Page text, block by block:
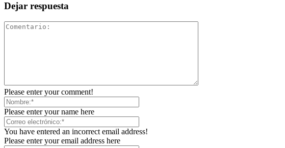
Dejar respuesta
Please enter your comment!
Please enter your name here
You have entered an incorrect email address!
Please enter your email address here